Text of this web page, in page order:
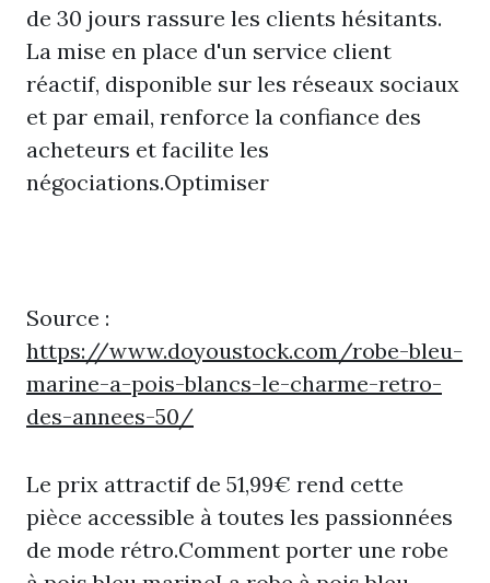
de 30 jours rassure les clients hésitants.
La mise en place d'un service client
réactif, disponible sur les réseaux sociaux
et par email, renforce la confiance des
acheteurs et facilite les
négociations.Optimiser
Source :
https://www.doyoustock.com/robe-bleu-
marine-a-pois-blancs-le-charme-retro-
des-annees-50/
Le prix attractif de 51,99€ rend cette
pièce accessible à toutes les passionnées
de mode rétro.Comment porter une robe